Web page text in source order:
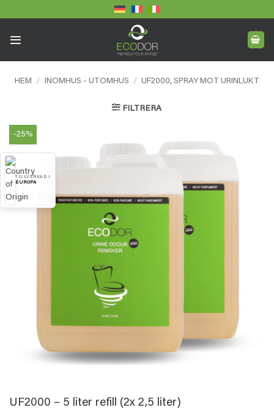
to
HEM / INOMHUS - UTOMHUS / UF2000, SPRAY MOT URINLUKT
FILTRERA
-25%
TILLVERKAD I
EUROPA
UF2000 – 5 liter refill (2x 2,5 liter)